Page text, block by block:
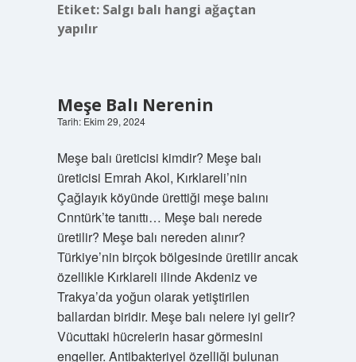
Etiket: Salgı balı hangi ağaçtan
yapılır
Meşe Balı Nerenin
Tarih: Ekim 29, 2024
Meşe balı üreticisi kimdir? Meşe balı
üreticisi Emrah Akol, Kırklareli’nin
Çağlayık köyünde ürettiği meşe balını
Cnntürk’te tanıttı… Meşe balı nerede
üretilir? Meşe balı nereden alınır?
Türkiye’nin birçok bölgesinde üretilir ancak
özellikle Kırklareli ilinde Akdeniz ve
Trakya’da yoğun olarak yetiştirilen
ballardan biridir. Meşe balı nelere iyi gelir?
Vücuttaki hücrelerin hasar görmesini
engeller. Antibakteriyel özelliği bulunan